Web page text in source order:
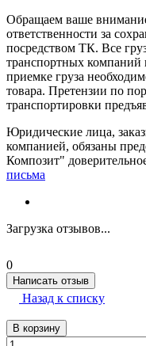
Обращаем ваше
ответственности за
посредством ТК. Все
транспортных компаний
приемке груза
товара. Претензии по
транспортировки
Юридические лица,
компанией, обязаны
Композит"
письма
Загрузка отзывов...
0
Написать отзыв
Назад к списку
В корзину